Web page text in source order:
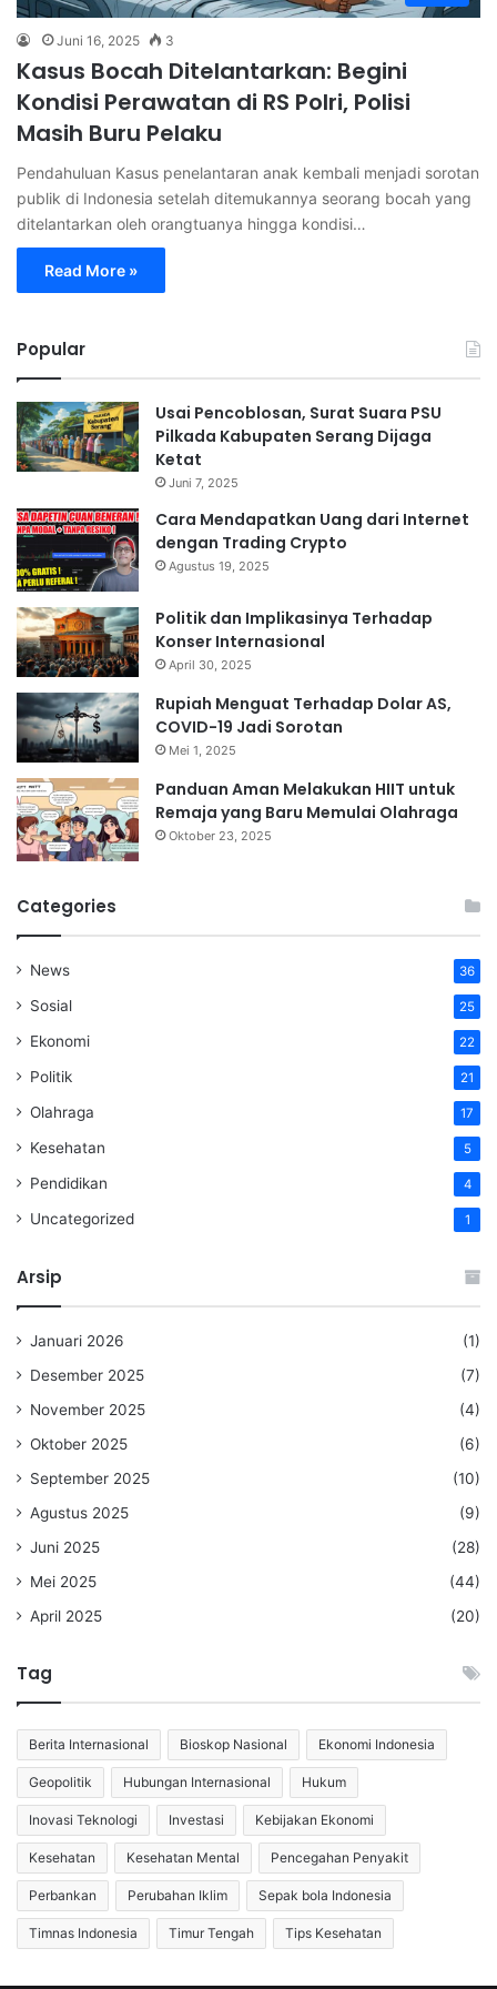
Juni 16, 2025 3
Kasus Bocah Ditelantarkan: Begini
Kondisi Perawatan di RS Polri, Polisi
Masih Buru Pelaku
Pendahuluan Kasus penelantaran anak kembali menjadi sorotan
publik di Indonesia setelah ditemukannya seorang bocah yang
ditelantarkan oleh orangtuanya hingga kondisi…
Read More »
Popular
Usai Pencoblosan, Surat Suara PSU
Pilkada Kabupaten Serang Dijaga
Ketat
Juni 7, 2025
Cara Mendapatkan Uang dari Internet
dengan Trading Crypto
Agustus 19, 2025
Politik dan Implikasinya Terhadap
Konser Internasional
April 30, 2025
Rupiah Menguat Terhadap Dolar AS,
COVID-19 Jadi Sorotan
Mei 1, 2025
Panduan Aman Melakukan HIIT untuk
Remaja yang Baru Memulai Olahraga
Oktober 23, 2025
Categories
News 36
Sosial 25
Ekonomi 22
Politik 21
Olahraga 17
Kesehatan 5
Pendidikan 4
Uncategorized 1
Arsip
Januari 2026
(1)
Desember 2025
(7)
November 2025
(4)
Oktober 2025
(6)
September 2025
(10)
Agustus 2025
(9)
Juni 2025
(28)
Mei 2025
(44)
April 2025
(20)
Tag
Berita Internasional Bioskop Nasional Ekonomi Indonesia
Geopolitik Hubungan Internasional Hukum
Inovasi Teknologi Investasi Kebijakan Ekonomi
Kesehatan Kesehatan Mental Pencegahan Penyakit
Perbankan Perubahan Iklim Sepak bola Indonesia
Timnas Indonesia Timur Tengah Tips Kesehatan